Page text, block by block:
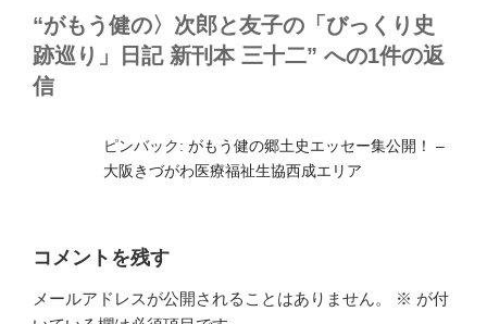
“がもう健の〉次郎と友子の「びっくり史
跡巡り」日記 新刊本 三十二” への1件の返
信
ピンバック: がもう健の郷土史エッセー集公開！ –
大阪きづがわ医療福祉生協西成エリア
コメントを残す
メールアドレスが公開されることはありません。 ※ が付